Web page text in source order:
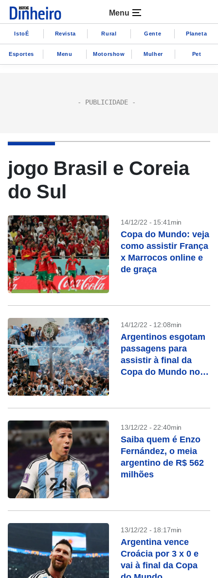
Menu
IstoÉ Revista Rural Gente Planeta
Esportes Menu Motorshow Mulher Pet
jogo Brasil e Coreia
do Sul
14/12/22 - 15:41min
Copa do Mundo: veja
como assistir França
x Marrocos online e
de graça
14/12/22 - 12:08min
Argentinos esgotam
passagens para
assistir à final da
Copa do Mundo no
13/12/22 - 22:40min
Saiba quem é Enzo
Fernández, o meia
argentino de R$ 562
milhões
13/12/22 - 18:17min
Argentina vence
Croácia por 3 x 0 e
vai à final da Copa